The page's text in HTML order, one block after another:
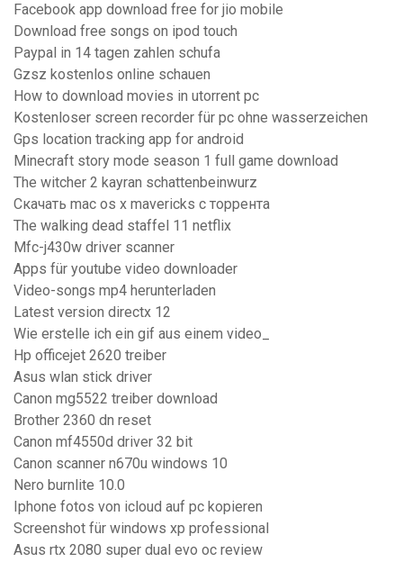
Facebook app download free for jio mobile
Download free songs on ipod touch
Paypal in 14 tagen zahlen schufa
Gzsz kostenlos online schauen
How to download movies in utorrent pc
Kostenloser screen recorder für pc ohne wasserzeichen
Gps location tracking app for android
Minecraft story mode season 1 full game download
The witcher 2 kayran schattenbeinwurz
Скачать mac os x mavericks с торрента
The walking dead staffel 11 netflix
Mfc-j430w driver scanner
Apps für youtube video downloader
Video-songs mp4 herunterladen
Latest version directx 12
Wie erstelle ich ein gif aus einem video_
Hp officejet 2620 treiber
Asus wlan stick driver
Canon mg5522 treiber download
Brother 2360 dn reset
Canon mf4550d driver 32 bit
Canon scanner n670u windows 10
Nero burnlite 10.0
Iphone fotos von icloud auf pc kopieren
Screenshot für windows xp professional
Asus rtx 2080 super dual evo oc review